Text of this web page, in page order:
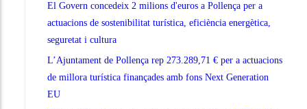
El Govern concedeix 2 milions d'euros a Pollença per a
actuacions de sostenibilitat turística, eficiència energètica,
seguretat i cultura
L’Ajuntament de Pollença rep 273.289,71 € per a actuacions
de millora turística finançades amb fons Next Generation
EU